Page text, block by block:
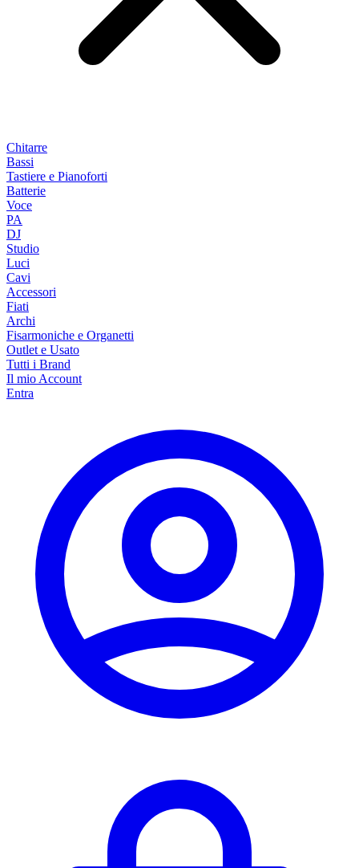
Chitarre
Bassi
Tastiere e Pianoforti
Batterie
Voce
PA
DJ
Studio
Luci
Cavi
Accessori
Fiati
Archi
Fisarmoniche e Organetti
Outlet e Usato
Tutti i Brand
Il mio Account
Entra